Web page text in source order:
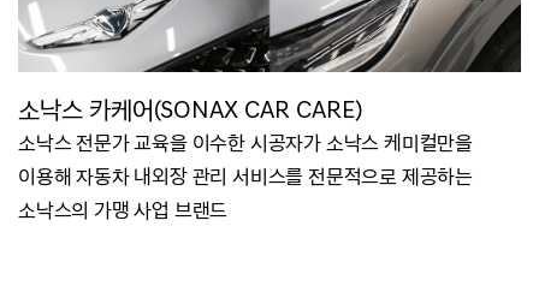
소낙스 카케어(SONAX CAR CARE)
소낙스 전문가 교육을 이수한 시공자가 소낙스 케미컬만을
이용해 자동차 내외장 관리 서비스를 전문적으로 제공하는
소낙스의 가맹 사업 브랜드